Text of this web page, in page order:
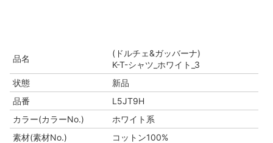
品名
(ドルチェ&ガッバーナ)
K-T-シャツ_ホワイト_3
状態
新品
品番
L5JT9H
カラー(カラーNo.)
ホワイト系
素材(素材No.)
コットン100%